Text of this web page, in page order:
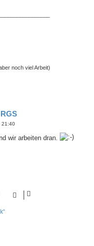
noch viel Arbeit)
21:40
wir arbeiten dran.